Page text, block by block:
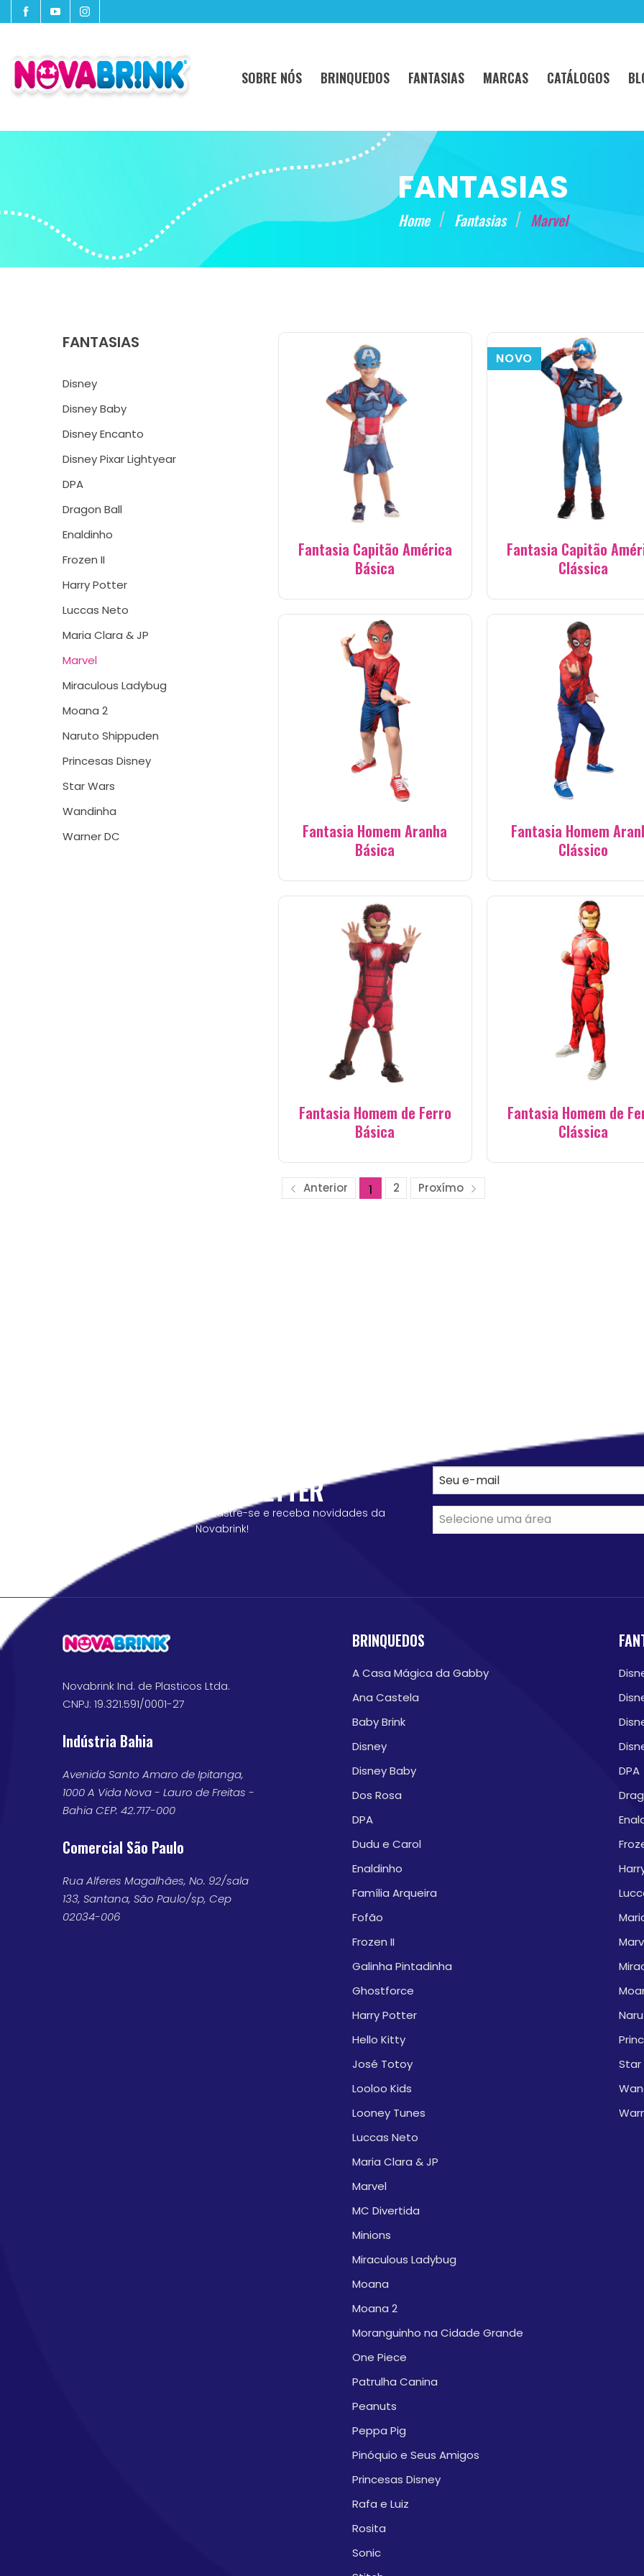
SOBRE NÓS BRINQUEDOS FANTASIAS MARCAS CATÁLOGOS
FANTASIAS
Home Fantasias Marvel
FANTASIAS
Disney
Disney Baby
Disney Encanto
Disney Pixar Lightyear
DPA
Dragon Ball
Enaldinho
Frozen II
Harry Potter
Luccas Neto
Maria Clara & JP
Marvel
Miraculous Ladybug
Moana 2
Naruto Shippuden
Princesas Disney
Star Wars
Wandinha
Warner DC
Fantasia Capitão América
Básica
NOVO
Fantasia Capitão
Clássica
Fantasia Homem Aranha
Básica
Fantasia Homem
Clássico
Fantasia Homem de Ferro
Básica
Fantasia Homem de
Clássica
Anterior 1 2 Proxímo
NEWSLETTER
cadastre-se e receba novidades da
Novabrink!
Novabrink Ind. de Plasticos Ltda.
CNPJ: 19.321.591/0001-27
Indústria Bahia
Avenida Santo Amaro de Ipitanga,
1000 A Vida Nova - Lauro de Freitas -
Bahia CEP: 42.717-000
Comercial São Paulo
Rua Alferes Magalhães, No. 92/sala
133, Santana, São Paulo/sp, Cep
02034-006
BRINQUEDOS
A Casa Mágica da Gabby
Ana Castela
Baby Brink
Disney
Disney Baby
Dos Rosa
DPA
Dudu e Carol
Enaldinho
Família Arqueira
Fofão
Frozen II
Galinha Pintadinha
Ghostforce
Harry Potter
Hello Kitty
José Totoy
Looloo Kids
Looney Tunes
Luccas Neto
Maria Clara & JP
Marvel
MC Divertida
Minions
Miraculous Ladybug
Moana
Moana 2
Moranguinho na Cidade Grande
One Piece
Patrulha Canina
Peanuts
Peppa Pig
Pinóquio e Seus Amigos
Princesas Disney
Rafa e Luiz
Rosita
Sonic
DPA
Star